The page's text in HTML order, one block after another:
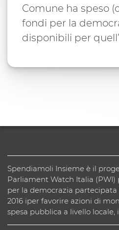
Comune ha speso
fondi per la
disponibili per
Spendiamoli Insieme è il
Parliament Watch Italia
per la democrazia partecipata
2016 iper favorire azioni di
spesa pubblica a livello locale,